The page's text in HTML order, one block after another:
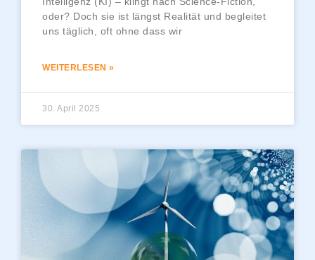
oder? Doch sie ist längst Realität und begleitet
uns täglich, oft ohne dass wir
WEITERLESEN »
30. April 2025